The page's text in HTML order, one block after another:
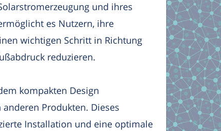
und ihres
es Nutzern, ihre
wichtigen Schritt in Richtung
reduzieren.
kompakten Design
Produkten. Dieses
Installation und eine optimale